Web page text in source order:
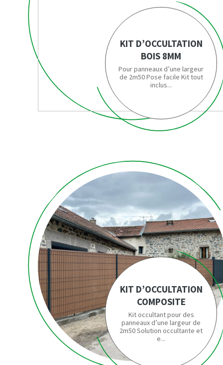
KIT D’OCCULTATION
BOIS 8MM
Pour panneaux d’une largeur
de 2m50 Pose facile Kit tout
inclus...
KIT D’OCCULTATION
COMPOSITE
Kit occultant pour des
panneaux d’une largeur de
2m50 Solution occultante et
e...